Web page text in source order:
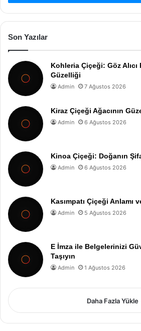
Son Yazılar
Kohleria Çiçeği: Göz
Güzelliği
Admin 7 Ağustos 2026
Kiraz Çiçeği Ağacının
Admin 6 Ağustos 2026
Kinoa Çiçeği: Doğanın
Admin 6 Ağustos 2026
Kasımpatı Çiçeği Anlamı
Admin 5 Ağustos 2026
E İmza ile Belgelerinizi
Taşıyın
Admin 1 Ağustos 2026
Daha Fazla Yükle